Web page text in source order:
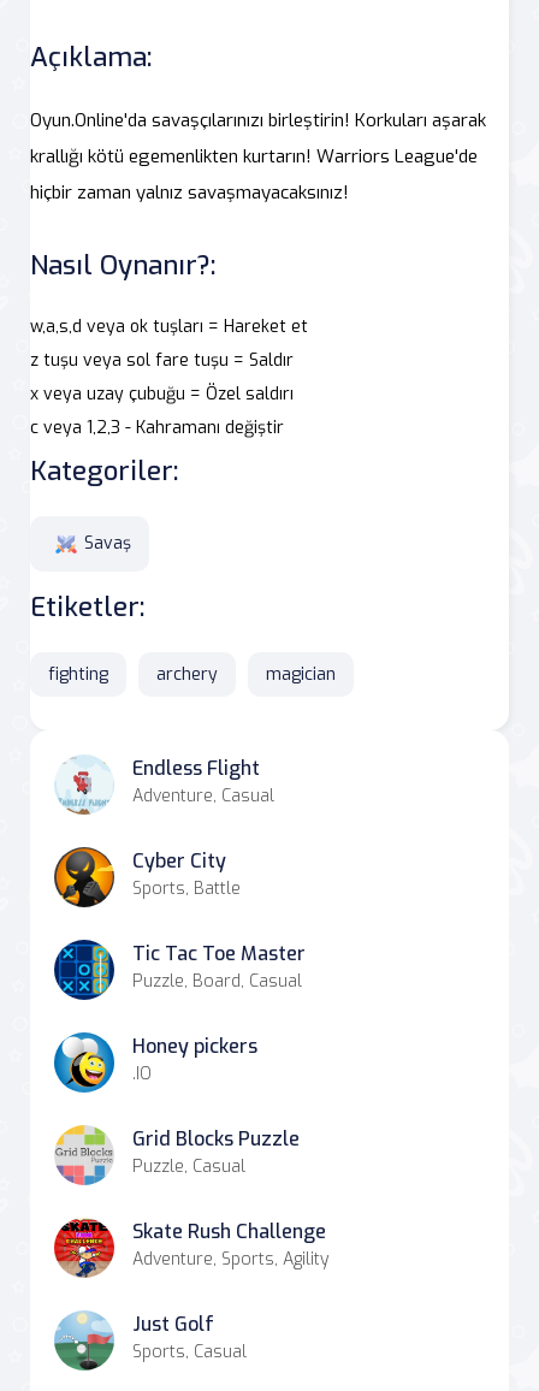
Açıklama:
Oyun.Online'da savaşçılarınızı birleştirin! Korkuları aşarak
krallığı kötü egemenlikten kurtarın! Warriors League'de
hiçbir zaman yalnız savaşmayacaksınız!
Nasıl Oynanır?:
w,a,s,d veya ok tuşları = Hareket et
z tuşu veya sol fare tuşu = Saldır
x veya uzay çubuğu = Özel saldırı
c veya 1,2,3 - Kahramanı değiştir
Kategoriler:
Savaş
Etiketler:
fighting archery magician
Endless Flight
Adventure, Casual
Cyber City
Sports, Battle
Tic Tac Toe Master
Puzzle, Board, Casual
Honey pickers
.IO
Grid Blocks Puzzle
Puzzle, Casual
Skate Rush Challenge
Adventure, Sports, Agility
Just Golf
Sports, Casual